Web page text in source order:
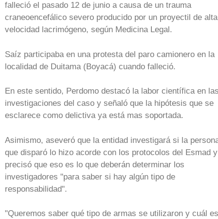
falleció el pasado 12 de junio a causa de un trauma
craneoencefálico severo producido por un proyectil de alta
velocidad lacrimógeno, según Medicina Legal.
Saíz participaba en una protesta del paro camionero en la
localidad de Duitama (Boyacá) cuando falleció.
En este sentido, Perdomo destacó la labor científica en
investigaciones del caso y señaló que la hipótesis que se
esclarece como delictiva ya está mas soportada.
Asimismo, aseveró que la entidad investigará si la
que disparó lo hizo acorde con los protocolos del Esmad y
precisó que eso es lo que deberán determinar los
investigadores "para saber si hay algún tipo de
responsabilidad".
"Queremos saber qué tipo de armas se utilizaron y cuál es